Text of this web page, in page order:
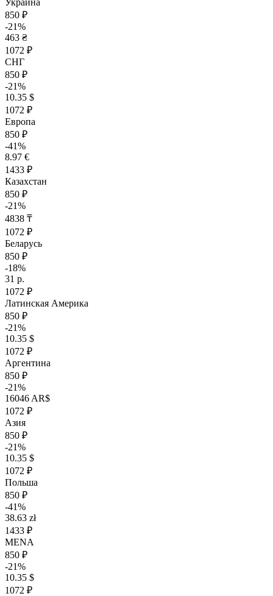
Украина
850 ₽
-21%
463 ₴
1072 ₽
СНГ
850 ₽
-21%
10.35 $
1072 ₽
Европа
850 ₽
-41%
8.97 €
1433 ₽
Казахстан
850 ₽
-21%
4838 ₸
1072 ₽
Беларусь
850 ₽
-18%
31 р.
1072 ₽
Латинская Америка
850 ₽
-21%
10.35 $
1072 ₽
Аргентина
850 ₽
-21%
16046 AR$
1072 ₽
Азия
850 ₽
-21%
10.35 $
1072 ₽
Польша
850 ₽
-41%
38.63 zł
1433 ₽
MENA
850 ₽
-21%
10.35 $
1072 ₽